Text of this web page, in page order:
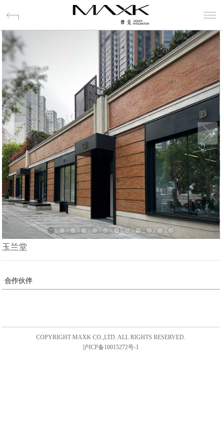
玉兰堂
合作伙伴
COPYRIGHT MAXK CO.,LTD. ALL RIGHTS RESERVED.
沪ICP备10015272号-1